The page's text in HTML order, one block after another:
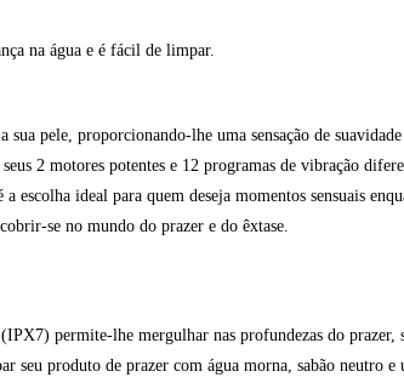
na água e é fácil de limpar.
pele, proporcionando-lhe uma sensação de
2 motores potentes e 12 programas de vibração
ideal para quem deseja momentos sensuais
se no mundo do prazer e do êxtase.
permite-lhe mergulhar nas profundezas do prazer,
produto de prazer com água morna, sabão neutro